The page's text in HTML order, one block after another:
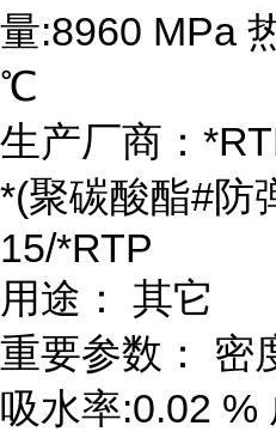
量:8960 MPa
℃
生产厂商：
*(聚碳酸酯#防
15/*RTP
用途： 其它
重要参数： 密
吸水率:0.02 %